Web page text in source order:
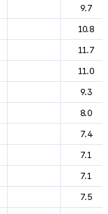
9.7
10.8
11.7
11.0
9.3
8.0
7.4
7.1
7.1
7.5